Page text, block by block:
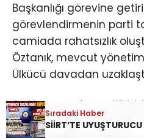
Başkanlığı görevine
görevlendirmenin parti
camiada rahatsızlık
Öztanık, mevcut
Ülkücü davadan
Açıklamasında çeşitli
Öztanık, mevcut il
Sıradaki Haber